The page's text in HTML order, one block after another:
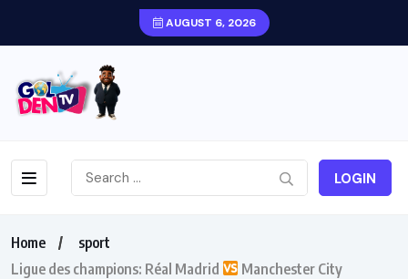
AUGUST 6, 2026
LOGIN
Home
sport
Ligue des champions: Réal Madrid
Manchester City